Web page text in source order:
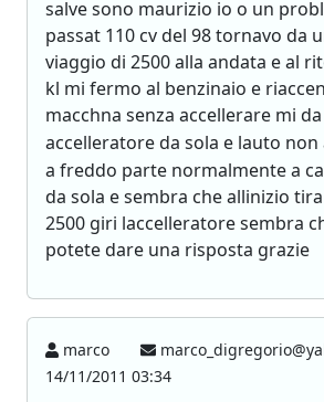
salve sono maurizio io o un
passat 110 cv del 98 tornavo da
viaggio di 2500 alla andata e al
kl mi fermo al benzinaio e
macchna senza accellerare mi
accelleratore da sola e lauto non
a freddo parte normalmente a
da sola e sembra che allinizio
2500 giri laccelleratore sembra
potete dare una risposta grazie
marco
14/11/2011 03:34